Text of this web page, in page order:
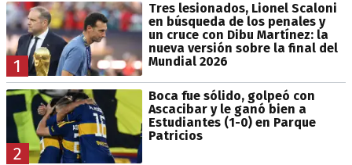
1
Tres lesionados, Lionel Scaloni
en búsqueda de los penales y
un cruce con Dibu Martínez: la
nueva versión sobre la final del
Mundial 2026
2
Boca fue sólido, golpeó con
Ascacibar y le ganó bien a
Estudiantes (1-0) en Parque
Patricios